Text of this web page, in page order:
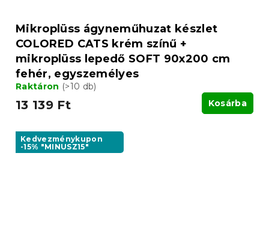
Mikroplüss ágyneműhuzat készlet
COLORED CATS krém színű +
mikroplüss lepedő SOFT 90x200 cm
fehér, egyszemélyes
Raktáron (>10 db)
13 139 Ft Kosárba
Kedvezménykupon
-15% "MINUSZ15"